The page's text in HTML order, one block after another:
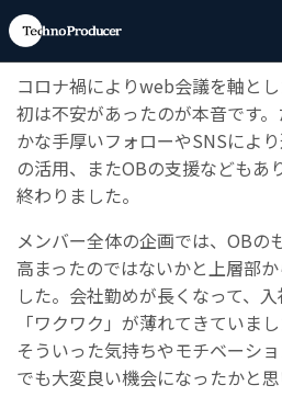
楠浦さん、3か月と短い期間でし
頂きまして大変ありがとうござい
コロナ禍によりweb会議を軸と
初は不安があったのが本音です
かな手厚いフォローやSNSによ
の活用、またOBの支援などもあ
終わりました。
メンバー全体の企画では、OBの
高まったのではないかと上層部
した。 会社勤めが長くなって、
「ワクワク」が薄れてきていま
そういった気持ちやモチベーシ
でも大変良い機会になったかと思